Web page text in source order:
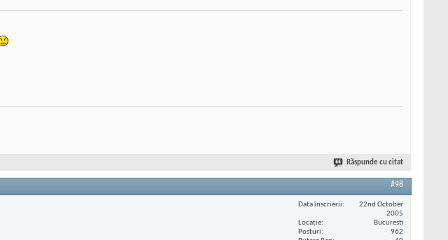
Răspunde cu citat
#98
Data înscrierii
22nd October
2005
Locaţie
Bucuresti
Posturi
962